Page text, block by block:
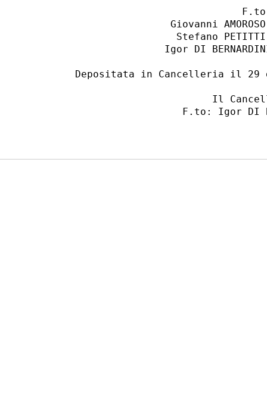
Giovanni
Stefano
Igor DI
Depositata in Cancelleria il
Il
F.to: Igor